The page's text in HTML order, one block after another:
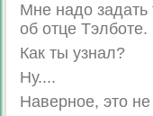
Мне надо задать
об отце Тэлботе.
Как ты узнал?
Ну....
Наверное, это